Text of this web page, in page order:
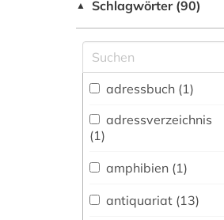
fachübergreifende
Allgemeine und
vergleichende Sprach-
und
Literaturwissenschaft.
Indogermanistik.
Außereuropäische
Literaturen (1)
Anglistik.
Amerikanistik (0)
▲ Schlagwörter (90)
adressbuch (1)
adressverzeichnis
(1)
amphibien (1)
antiquariat (13)